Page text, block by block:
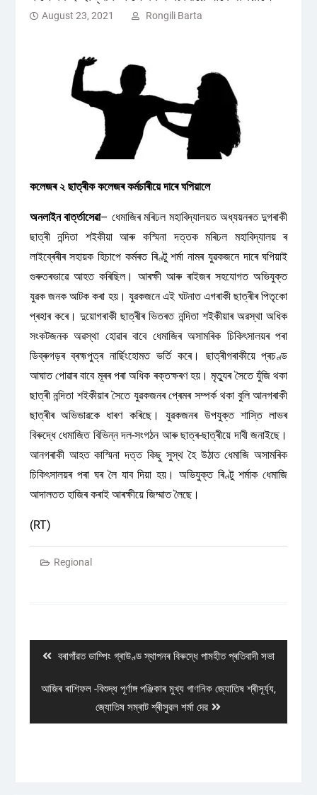
August 23, 2021 Rongili Barta
কলেজৰ ২ ছাত্ৰীক কলেজৰ কৰ্মচাৰীয়ে দাৰে ঘপিয়ালে
অনলাইন বাৰ্ত্তাসেৱা– ধেমাজিৰ মৰিঢল মহাবিদ্যালয়ত অধ্যয়নৰত দুগৰাকী
ছাত্ৰী নন্দিতা শইকীয়া আৰু কস্মিনা দত্তক মৰিঢল মহাবিদ্যালয় ৰ
লাইব্ৰেৰীৰ সহায়ক হিচাপে কৰ্মৰত ৰিণ্টু শৰ্মা নামৰ যুৱকজনে দাৰে ঘপিয়াই
গুৰুতৰভাৱে আহত কৰিছিল। আৰক্ষী আৰু ৰাইজৰ সহযোগত অভিযুক্ত
যুৱক জনক আটক কৰা হয়। যুৱকজনে এই ঘটনাত এগৰাকী ছাত্ৰীৰ পিতৃকো
প্ৰহাৰ কৰে। দুয়োগৰাকী ছাত্ৰীৰ ভিতৰত নন্দিতা শইকীয়াৰ অৱস্থা অধিক
সংকটজনক অৱস্থা হোৱাৰ বাবে ধেমাজিৰ অসামৰিক চিকিৎসালয়ৰ পৰা
ডিব্ৰুগড়ৰ ব্ৰহ্মপুত্ৰ নাৰ্ছিংহোমত ভৰ্তি কৰে। ছাত্ৰীগৰাকীয়ে প্ৰচণ্ড
আঘাত পোৱাৰ বাবে মূৰৰ পৰা অধিক ৰক্তক্ষৰণ হয়। মৃত্যুৰ সৈতে যুঁজি থকা
ছাত্ৰী নন্দিতা শইকীয়াৰ সৈতে যুৱকজনৰ প্ৰেমৰ সম্পৰ্ক থকা বুলি আনগৰাকী
ছাত্ৰীৰ অভিভাৱকে ধাৰণ কৰিছে। যুৱকজনৰ উপযুক্ত শাস্তি লাভৰ
বিৰুদ্ধে ধেমাজিত বিভিন্ন দল-সংগঠন আৰু ছাত্ৰ-ছাত্ৰীয়ে দাবী জনাইছে।
আনগৰাকী আহত কাস্মিনা দত্ত কিছু সুস্থ হৈ উঠাত ধেমাজি অসামৰিক
চিকিৎসালয়ৰ পৰা ঘৰ লৈ যাব দিয়া হয়। অভিযুক্ত ৰিণ্টু শৰ্মাক ধেমাজি
আদালতত হাজিৰ কৰাই আৰক্ষীয়ে জিম্মাত লৈছে।
(RT)
Regional
Previous
বৰাগাঁৱত ডাম্পিং গ্ৰাউণ্ড স্থাপনৰ বিৰুদ্ধে পামহীত প্ৰতিবাদী সভা
Next
আজিৰ ৰাশিফল -বিশুদ্ধ পূৰ্ণাঙ্গ পঞ্জিকাৰ মুখ্য গাণনিক জ্যোতিষ শ্ৰীসূৰ্য্য,
জ্যোতিষ সম্ৰাট শ্ৰীসুৱল শৰ্মা দেৱ